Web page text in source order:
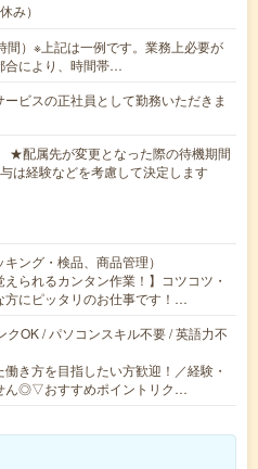
み）
間）※上記は一例です。業務上必要が
合により、時間帯…
ビスの正社員として勤務いただきま
★配属先が変更となった際の待機期間
は経験などを考慮して決定します
ング・検品、商品管理）
えられるカンタン作業！】コツコツ・
方にピッタリのお仕事です！…
クOK / パソコンスキル不要 / 英語力不
き方を目指したい方歓迎！／経験・
ん◎▽おすすめポイントリク…